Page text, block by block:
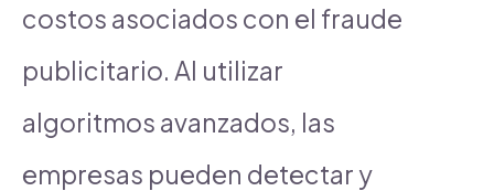
costos asociados con el fraude
publicitario. Al utilizar
algoritmos avanzados, las
empresas pueden detectar y